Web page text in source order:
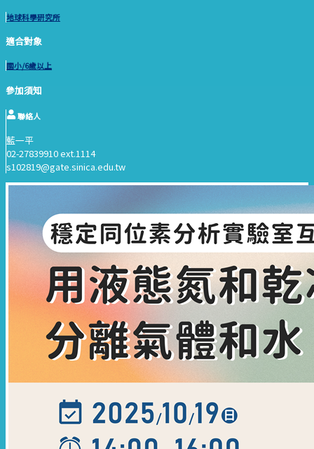
地球科學研究所
適合對象
國小/6歲以上
參加須知
聯絡人
藍一平
02-27839910 ext.1114
s102819@gate.sinica.edu.tw